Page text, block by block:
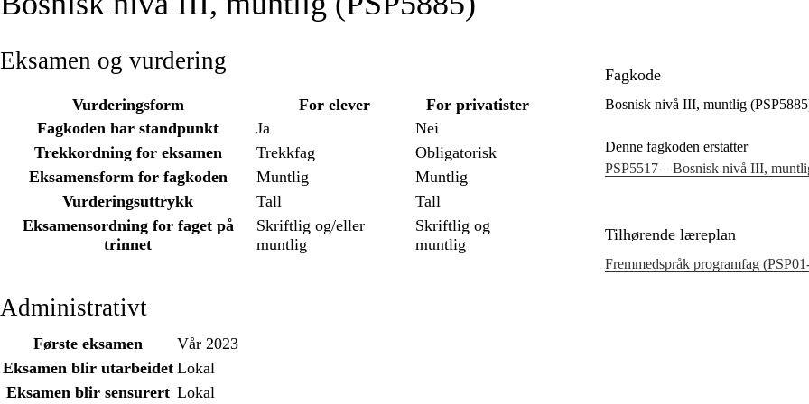
Eksamen og vurdering
Vurderingsform For elever
For privatister
Fagkoden har standpunkt
Ja
Nei
Trekkordning for eksamen
Trekkfag
Obligatorisk
Eksamensform for fagkoden
Muntlig
Muntlig
Vurderingsuttrykk
Tall
Tall
Eksamensordning for faget på
trinnet
Skriftlig og/eller
muntlig
Skriftlig og
muntlig
Administrativt
Første eksamen
Vår 2023
Eksamen blir utarbeidet Lokal
Eksamen blir sensurert Lokal
Fagkode
Bosnisk nivå III, muntlig
Denne fagkoden erstatter
PSP5517 – Bosnisk nivå III,
Tilhørende læreplan
Fremmedspråk programfag